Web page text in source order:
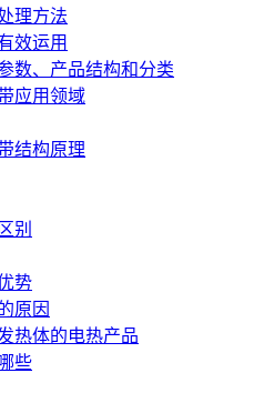
理方法
效运用
数、产品结构和分类
应用领域
结构原理
别
势
原因
热体的电热产品
些